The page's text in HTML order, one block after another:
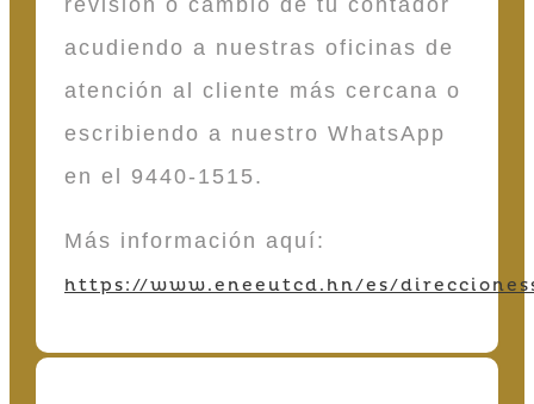
revisión o cambio de tu contador
acudiendo a nuestras oficinas de
atención al cliente más cercana o
escribiendo a nuestro WhatsApp
en el 9440-1515.
Más información aquí:
https://www.eneeutcd.hn/es/